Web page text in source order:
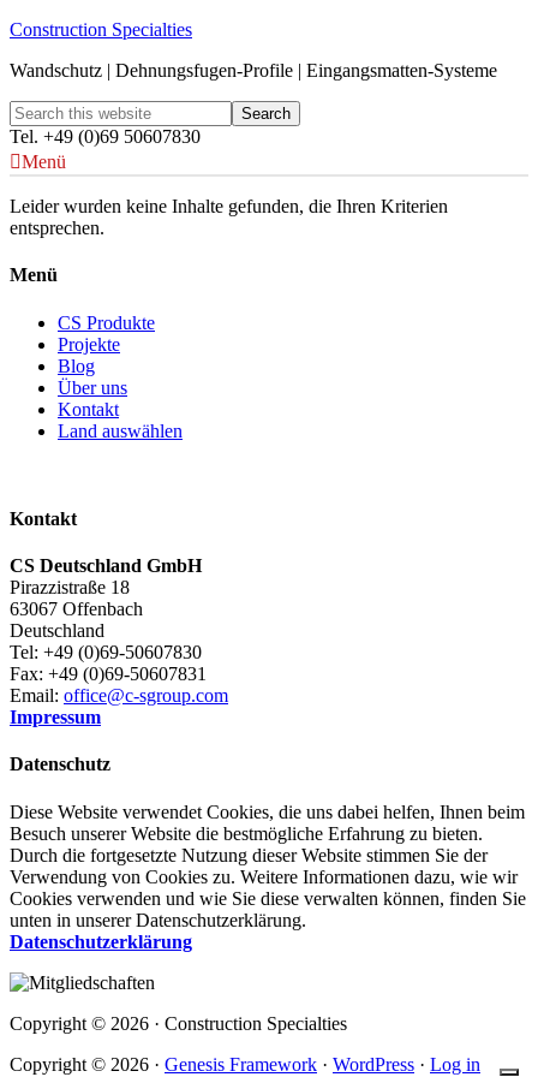
Construction Specialties
Wandschutz | Dehnungsfugen-Profile | Eingangsmatten-Systeme
Tel. +49 (0)69 50607830
Menü
Leider wurden keine Inhalte gefunden, die Ihren Kriterien
entsprechen.
Menü
CS Produkte
Projekte
Blog
Über uns
Kontakt
Land auswählen
Kontakt
CS Deutschland GmbH
Pirazzistraße 18
63067 Offenbach
Deutschland
Tel: +49 (0)69-50607830
Fax: +49 (0)69-50607831
Email: office@c-sgroup.com
Impressum
Datenschutz
Diese Website verwendet Cookies, die uns dabei helfen, Ihnen beim
Besuch unserer Website die bestmögliche Erfahrung zu bieten.
Durch die fortgesetzte Nutzung dieser Website stimmen Sie der
Verwendung von Cookies zu. Weitere Informationen dazu, wie wir
Cookies verwenden und wie Sie diese verwalten können, finden Sie
unten in unserer Datenschutzerklärung.
Datenschutzerklärung
Copyright © 2026 · Construction Specialties
Copyright © 2026 · Genesis Framework · WordPress · Log in